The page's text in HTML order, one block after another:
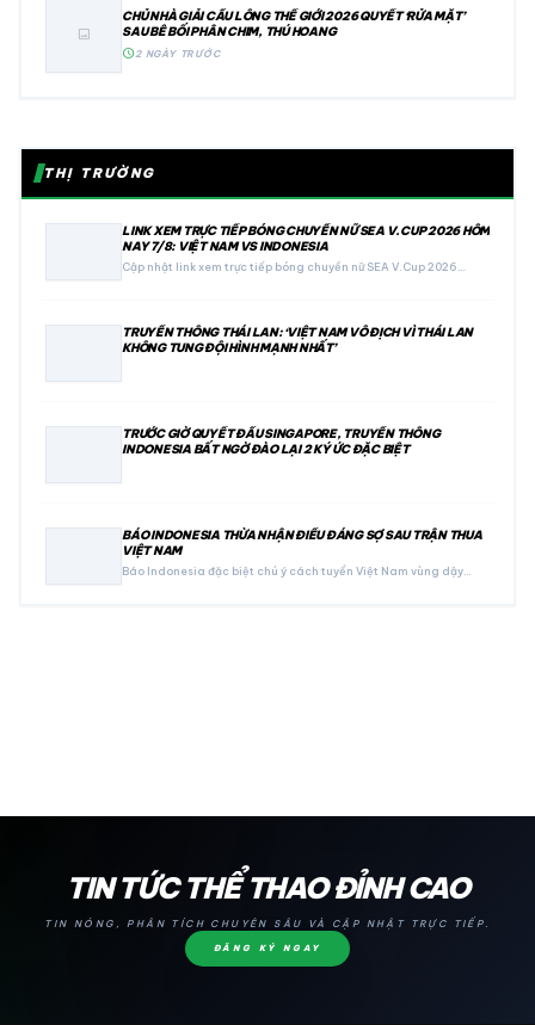
image
CHỦ NHÀ GIẢI CẦU LÔNG THẾ GIỚI 2026 QUYẾT ‘RỬA MẶT’
SAU BÊ BỐI PHÂN CHIM, THÚ HOANG
schedule2 NGÀY TRƯỚC
THỊ TRƯỜNG
LINK XEM TRỰC TIẾP BÓNG CHUYỀN NỮ SEA V.CUP 2026 HÔM
NAY 7/8: VIỆT NAM VS INDONESIA
Cập nhật link xem trực tiếp bóng chuyền nữ SEA V.Cup 2026…
TRUYỀN THÔNG THÁI LAN: ‘VIỆT NAM VÔ ĐỊCH VÌ THÁI LAN
KHÔNG TUNG ĐỘI HÌNH MẠNH NHẤT’
TRƯỚC GIỜ QUYẾT ĐẤU SINGAPORE, TRUYỀN THÔNG
INDONESIA BẤT NGỜ ĐÀO LẠI 2 KÝ ỨC ĐẶC BIỆT
BÁO INDONESIA THỪA NHẬN ĐIỀU ĐÁNG SỢ SAU TRẬN THUA
VIỆT NAM
Báo Indonesia đặc biệt chú ý cách tuyển Việt Nam vùng dậy…
TIN TỨC THỂ THAO ĐỈNH CAO
TIN NÓNG, PHÂN TÍCH CHUYÊN SÂU VÀ CẬP NHẬT TRỰC TIẾP.
ĐĂNG KÝ NGAY